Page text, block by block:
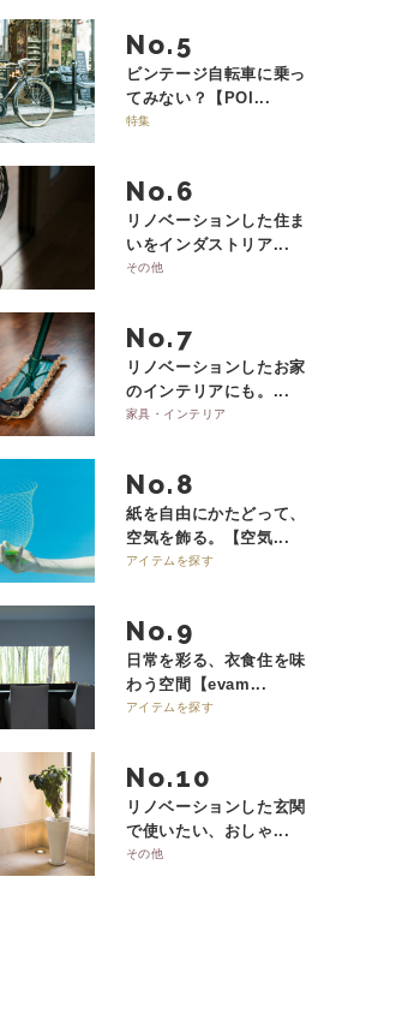
No.
ビンテージ自転車に乗っ
てみない？【POI...
特集
No.
リノベーションした住ま
いをインダストリア...
その他
No.
リノベーションしたお家
のインテリアにも。...
家具・インテリア
No.
紙を自由にかたどって、
空気を飾る。【空気...
アイテムを探す
No.
日常を彩る、衣食住を味
わう空間【evam...
アイテムを探す
No.
リノベーションした玄関
で使いたい、おしゃ...
その他